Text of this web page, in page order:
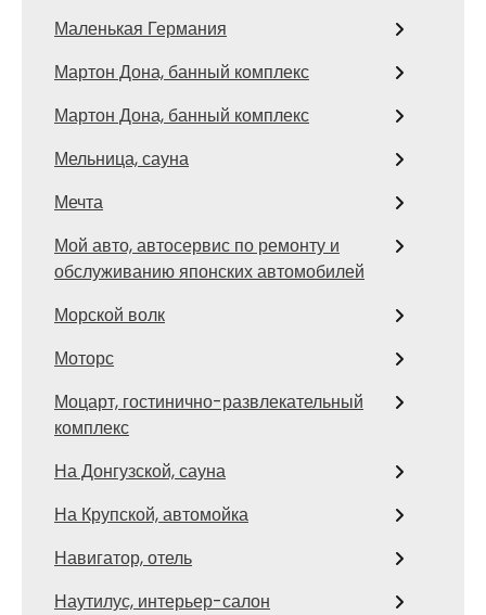
Маленькая Германия
Мартон Дона, банный комплекс
Мартон Дона, банный комплекс
Мельница, сауна
Мечта
Мой авто, автосервис по ремонту и
обслуживанию японских автомобилей
Морской волк
Моторс
Моцарт, гостинично-развлекательный
комплекс
На Донгузской, сауна
На Крупской, автомойка
Навигатор, отель
Наутилус, интерьер-салон